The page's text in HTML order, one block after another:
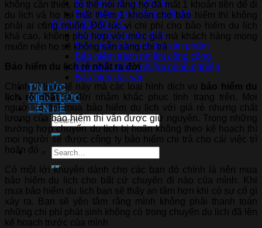
Bảo hiểm tối ưu đầu tư
Bảo hiểm an hưởng tuổi già
BẢO HIỂM KHÁC
Bảo hiểm nhà tư nhân
Bảo hiểm trách nhiệm sản phẩm
Bảo hiểm trách nhiệm công cộng
Bảo hiểm trách nhiệm nghề nghiệp
Bảo hiểm tài sản
TIN TỨC
KIẾN THỨC
LIÊN HỆ
không cần thiết, có thể nói rằng họ đã mất 1 khoản tiền để đi
du lịch và họ lại mất thêm 1 khoản cho bảo hiểm thì không
phải ai cũng muốn. Đôi lúc vì chi phí cho bảo hiểm du lịch
khá cao, không phù hợp với mức giá mà khách hàng mong
muốn nên họ sẽ không sẵn sàng chi trả
Bảo hiểm du lịch rẻ nhất ra đời
Chính vì thực tế này mà các loại hình dịch vụ
bảo hiểm du
lịch rẻ nhấtra đời nhằm khắc phục tình trạng trên. Mọi
người có thể mua bảo hiểm du lịch với giá rẻ nhưng chất
lượng của bảo hiểm thì vẫn được giữ nguyên. Trong những
trường hợp chuyến du lịch bị hoãn không theo kế hoạch thì
mọi người sẽ được công ty bảo hiểm chi trả cho cái việc trì
hoãn đó
Có một lời khuyên dành cho các bạn đó chính là nên mua
bảo hiểm du lịch cho bất cứ chuyến đi nào của mình. Khi
mua bảo hiểm du lịch bạn sẽ thấy an tâm hơn khi có sự cố gì
xảy ra. Bạn sẽ yên tâm rằng mình không phải thanh toán
những chi phí phát sinh không có trong chuyến du lịch đã lên
kế hoạch trước của mình